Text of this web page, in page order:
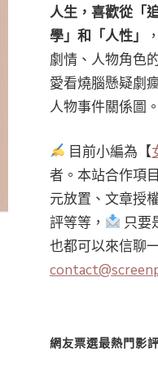
人生，喜歡從「
學」和「人性」
劇情、人物角色
愛看燒腦懸疑劇
人物事件關係圖。
目前小編為【
者。本站合作項
元放置、文章授
評等等，
只要
也都可以來信聊
網友票選最熱門影